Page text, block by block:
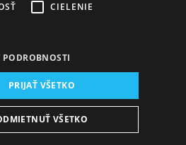
VOP
Vyhlásenie o prístupnosti
Osobné údaje Wezeo
CIELENIE
PODROBNOSTI
PRIJAŤ VŠETKO
VŠETKO